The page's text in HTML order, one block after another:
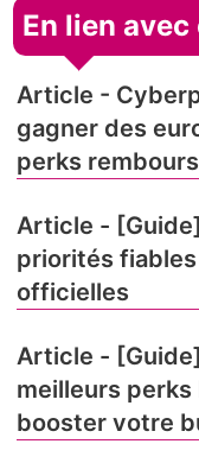
En lien avec
Article -
gagner des
perks
Article -
priorités
officielles
Article -
meilleurs
booster votre